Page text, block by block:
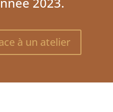
à un atelier